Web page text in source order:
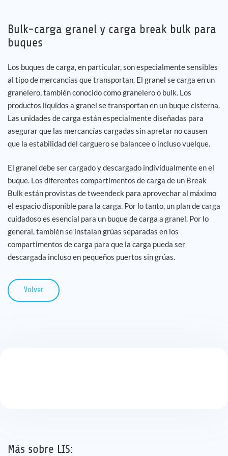
Bulk-carga granel y carga break bulk para
buques
Los buques de carga, en particular, son especialmente sensibles
al tipo de mercancías que transportan. El granel se carga en un
granelero, también conocido como granelero o bulk. Los
productos líquidos a granel se transportan en un buque cisterna.
Las unidades de carga están especialmente diseñadas para
asegurar que las mercancías cargadas sin apretar no causen
que la estabilidad del carguero se balancee o incluso vuelque.
El granel debe ser cargado y descargado individualmente en el
buque. Los diferentes compartimentos de carga de un Break
Bulk están provistas de tweendeck para aprovechar al máximo
el espacio disponible para la carga. Por lo tanto, un plan de carga
cuidadoso es esencial para un buque de carga a granel. Por lo
general, también se instalan grúas separadas en los
compartimentos de carga para que la carga pueda ser
descargada incluso en pequeños puertos sin grúas.
Volver
Más sobre LIS: